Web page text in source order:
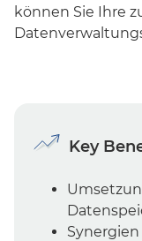
können Sie Ihre
Key